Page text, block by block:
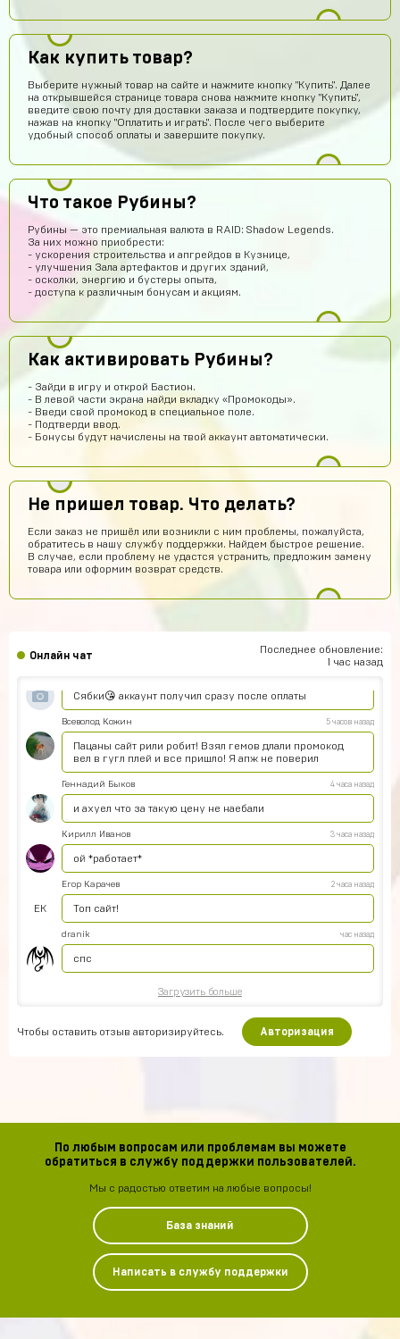
Как купить товар?
Выберите нужный товар на сайте и нажмите кнопку "Купить". Далее
на открывшейся странице товара снова нажмите кнопку "Купить",
введите свою почту для доставки заказа и подтвердите покупку,
нажав на кнопку "Оплатить и играть". После чего выберите
удобный способ оплаты и завершите покупку.
Что такое Рубины?
Рубины — это премиальная валюта в RAID: Shadow Legends.
За них можно приобрести:
- ускорения строительства и апгрейдов в Кузнице,
- улучшения Зала артефактов и других зданий,
- осколки, энергию и бустеры опыта,
- доступа к различным бонусам и акциям.
Как активировать Рубины?
- Зайди в игру и открой Бастион.
- В левой части экрана найди вкладку «Промокоды».
- Введи свой промокод в специальное поле.
- Подтверди ввод.
- Бонусы будут начислены на твой аккаунт автоматически.
Не пришел товар. Что делать?
Если заказ не пришёл или возникли с ним проблемы, пожалуйста,
обратитесь в нашу службу поддержки. Найдем быстрое решение.
В случае, если проблему не удастся устранить, предложим замену
товара или оформим возврат средств.
Онлайн чат
Последнее обновление:
1 час назад
14 часов назад
Михаил Федоров заходи в игру под этим логином и
паролем и все
здарова
Джон
Аккаунт пришёл
Тебе какая разница осёл 12 часов назад
Сейчас проверю
Кирилл Милов
Вроде магаз крутой
Тамерлан Хамраев
Сябки😘 аккаунт получил сразу после оплаты
Всеволод Кожин 5 часов назад
Пацаны сайт рили робит! Взял гемов длали промокод
вел в гугл плей и все пришло! Я апж не поверил
Геннадий Быков 4 часа назад
и ахуел что за такую цену не наебали
Кирилл Иванов 3 часа назад
ой *работает*
ЕК
Егор Карачев 2 часа назад
Топ сайт!
dranik час назад
спс
Загрузить больше
Чтобы оставить отзыв авторизируйтесь. Авторизация
По любым вопросам или проблемам вы можете
обратиться в службу поддержки пользователей.
Мы с радостью ответим на любые вопросы!
База знаний
Написать в службу поддержки